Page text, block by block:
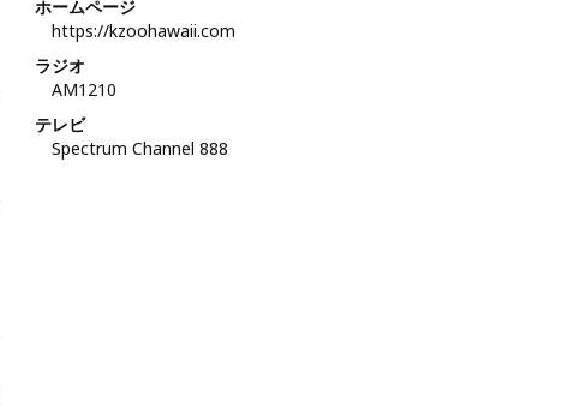
ホームページ
https://kzoohawaii.com
ラジオ
AM1210
テレビ
Spectrum Channel 888